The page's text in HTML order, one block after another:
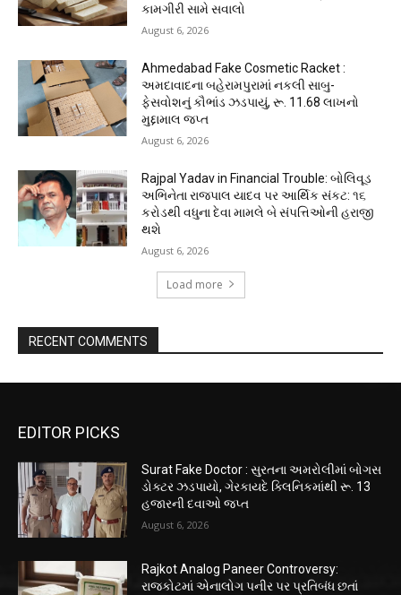
કામગીરી સામે સવાલો
August 6, 2026
Ahmedabad Fake Cosmetic Racket :
અમદાવાદના બહેરામપુરામાં નકલી સાબુ-
ફેસવોશનું કૌભાંડ ઝડપાયું, રૂ. 11.68 લાખનો
મુદ્દામાલ જપ્ત
August 6, 2026
Rajpal Yadav in Financial Trouble: બોલિવૂડ
અભિનેતા રાજપાલ યાદવ પર આર્થિક સંકટ: ૧૬
કરોડથી વધુના દેવા મામલે બે સંપત્તિઓની હરાજી
થશે
August 6, 2026
Load more
RECENT COMMENTS
EDITOR PICKS
Surat Fake Doctor : સુરતના અમરોલીમાં બોગસ
ડોક્ટર ઝડપાયો, ગેરકાયદે ક્લિનિકમાંથી રૂ. 13
હજારની દવાઓ જપ્ત
August 6, 2026
Rajkot Analog Paneer Controversy:
રાજકોટમાં એનાલોગ પનીર પર પ્રતિબંધ છતાં